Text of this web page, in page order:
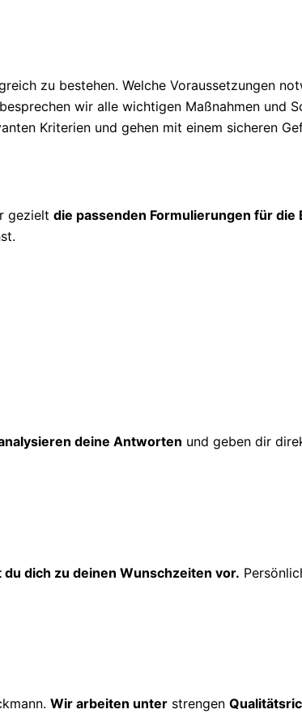
zu bestehen. Welche Voraussetzungen
wir alle wichtigen Maßnahmen und
Kriterien und gehen mit einem sicheren
gezielt die passenden Formulierungen für die
deine Antworten und geben dir
dich zu deinen Wunschzeiten vor.
Wir arbeiten unter strengen